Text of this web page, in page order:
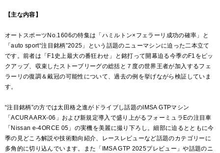
【主な内容】
オートスポーツNo.1606の特集は「ハミルトン×フェラーリ成功の確率」と
「auto sport“注目銘柄”2025」という話題のニューマシンに迫った二本立て
です。前者は「F1史上最大の番狂わせ」と銘打って開幕迫る今季のF1をピッ
クアップ、収束したストーブリーグの総括と７度の世界王者が加入するフェ
ラーリの復調＆戴冠の可能性について、過去の例を挙げながら検証していま
す。
“注目銘柄”の方では太田格之進がドライブし話題のIMSA GTPマシン
「ACURA ARX-06」および新規定導入で盛り上がるフォーミュラEの注目車
「Nissan e-4ORCE 05」の実機を美麗に撮り下ろし。細部に迫るとともに今
季の見どころ解説や技術動向紹介、レースレビューなど話題のカテゴリーに
多角的に切り込んでいます。また「IMSA GTP 2025プレビュー」や話題のニ